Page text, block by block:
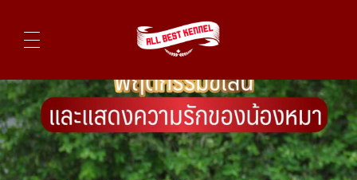
ไซบีเรียนฮัสกี้ ฟาร์มไซบีเรียนที่ดีที่สุดในไทย ติดต่อสอบถาม 0819119104